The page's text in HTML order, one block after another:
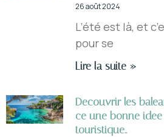
26 août 2024
L’été est là, et
pour se
Lire la suite »
Decouvrir les
ce une bonne
touristique..